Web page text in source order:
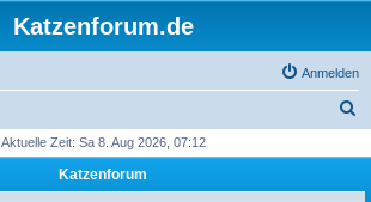
Katzenforum.de
Anmelden
h
Aktuelle Zeit: Sa 8. Aug 2026, 07:12
Katzenforum